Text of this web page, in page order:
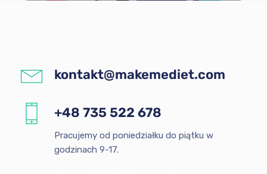
kontakt@makemediet.com
+48 735 522 678
Pracujemy od poniedziałku do piątku w
godzinach 9-17.